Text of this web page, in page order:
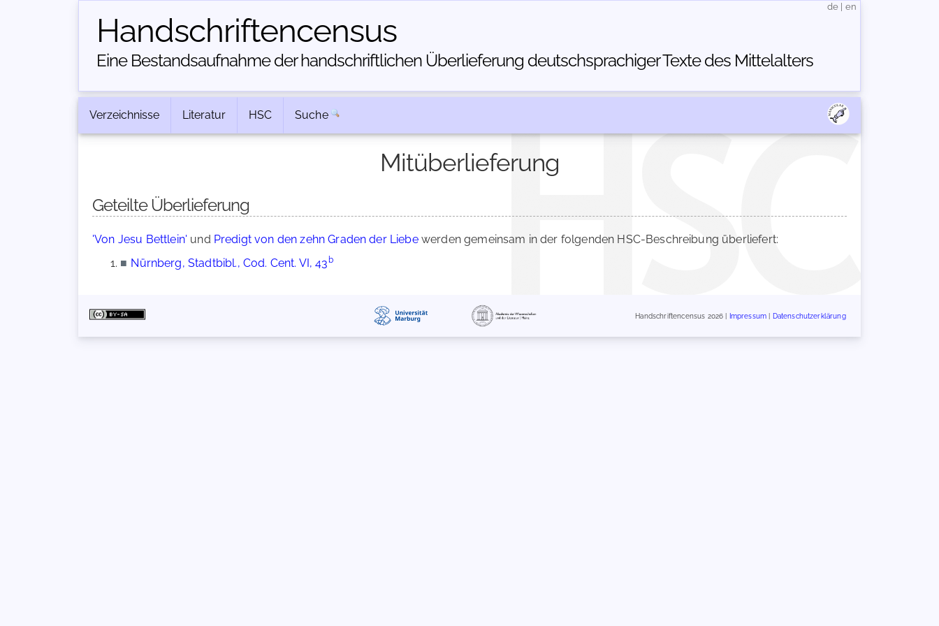
Handschriften­census
Eine Bestandsaufnahme der handschriftlichen Über­lieferung deutschsprachiger Texte des Mittelalters
de en
Verzeichnisse Literatur HSC Suche
Mitüberlieferung
Geteilte Überlieferung
'Von Jesu Bettlein' und Predigt von den zehn Graden der Liebewerden gemeinsam in der folgenden HSC-Beschreibung überliefert:
■ Nürnberg, Stadtbibl., Cod. Cent. VI, 43 b
Handschriftencensus 2026 | Impressum Datenschutzerklärung